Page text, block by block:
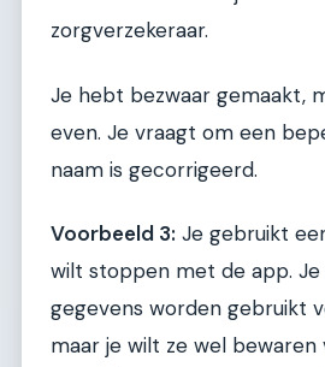
zorgverzekeraar.
Je hebt bezwaar gemaakt,
even. Je vraagt om een
naam is gecorrigeerd.
Voorbeeld 3: Je gebruikt
wilt stoppen met de app.
gegevens worden gebruikt
maar je wilt ze wel bewaren